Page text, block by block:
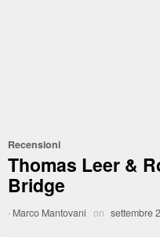
Recensioni
Thomas Leer &
Bridge
· Marco Mantovani on settembre